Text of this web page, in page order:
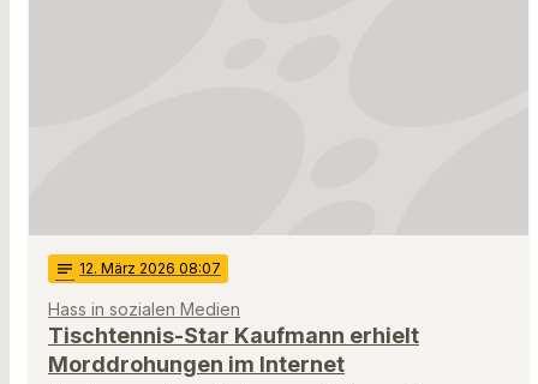
notes 12. März 2026 08:07
Hass in sozialen Medien
Tischtennis-Star Kaufmann erhielt
Morddrohungen im Internet